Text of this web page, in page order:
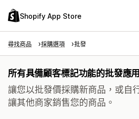
Shopify App Store
尋找商品 採購選項 批發
所有具備顧客標記功能的批發應
讓您以批發價採購新商品，或自
讓其他商家銷售您的商品。